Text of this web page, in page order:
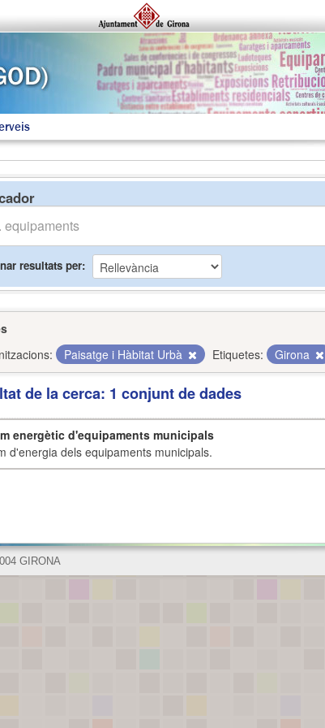
resultats per
Paisatge i Hàbitat Urbà Etiquetes: Girona
de la cerca: 1 conjunt de dades
energètic d'equipaments municipals
d'energia dels equipaments municipals.
GIRONA